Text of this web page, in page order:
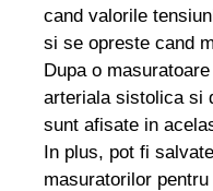
cand valorile
si se opreste cand
Dupa o
arteriala sistolica si
sunt afisate in
In plus, pot fi
masuratorilor